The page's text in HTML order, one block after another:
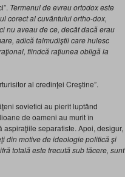
Termenul de evreu ortodox este
corect al cuvântului ortho-dox,
nu aveau de ce, decât dacă erau
adică talmudiştii care hulesc
fiindcă raţiunea obligă la
al credinţei Creştine”.
sovietici au pierit luptând
de oameni au murit în
separatiste. Apoi, desigur,
din motive de ideologie politică şi
totală este trecută sub tăcere, sunt